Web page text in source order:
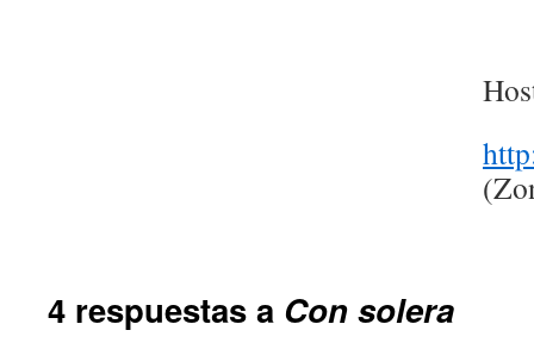
4 respuestas a Con solera